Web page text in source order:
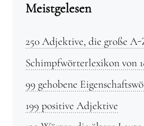
Meistgelesen
250 Adjektive, die große
Schimpfwörterlexikon von
99 gehobene
199 positive Adjektive